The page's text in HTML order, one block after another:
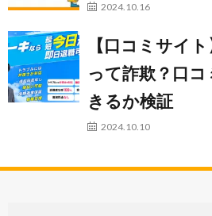
2024.10.16
【口コミサイ
って詐欺？口
きるか検証
2024.10.10